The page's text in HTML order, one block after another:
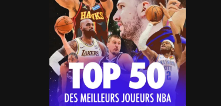
114 sessions
Golden State Warriors
113 sessions
Denver Nuggets
106 sessions
WNBA
97 sessions